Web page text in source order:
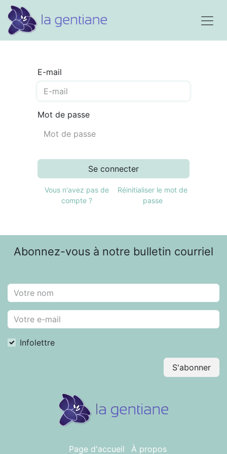
E-mail
Mot de passe
Se connecter
Vous n'avez pas de
compte ?
Réinitialiser le mot de
passe
Abonnez-vous à notre bulletin courriel
Infolettre
S'abonner
Page d'accueil À propos